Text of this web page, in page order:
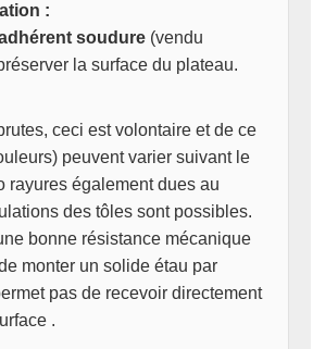
:
soudure (vendu
la surface du plateau.
ceci est volontaire et de ce
peuvent varier suivant le
rayures également dues au
des tôles sont possibles.
bonne résistance mécanique
monter un solide étau par
pas de recevoir directement
.